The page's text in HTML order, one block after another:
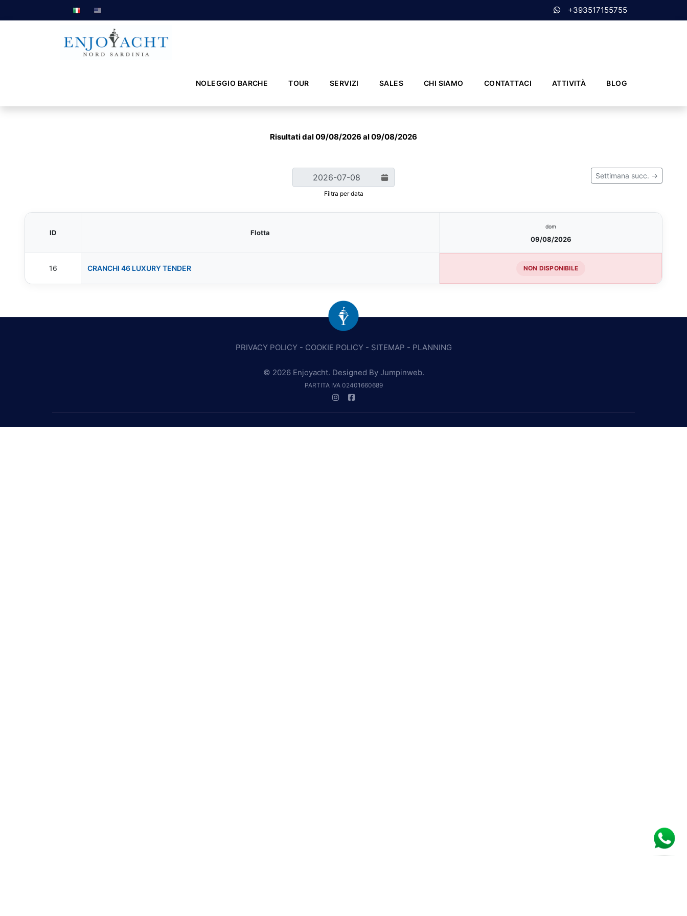
+393517155755
NOLEGGIO BARCHE TOUR SERVIZI SALES CHI SIAMO CONTATTACI ATTIVITÀ BLOG
Risultati dal 09/08/2026 al 09/08/2026
Filtra per data
Settimana succ. →
ID Flotta
dom
09/08/2026
16 CRANCHI 46 LUXURY TENDER NON DISPONIBILE
PRIVACY POLICY- COOKIE POLICY- SITEMAP - PLANNING
© 2026 Enjoyacht. Designed By Jumpinweb.
PARTITA IVA 02401660689